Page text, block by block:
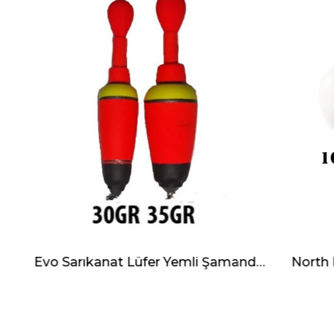
Evo Sarıkanat Lüfer Yemli Şamandıra